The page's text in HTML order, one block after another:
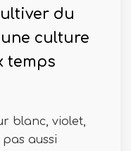
du
culture
temps
blanc, violet,
aussi